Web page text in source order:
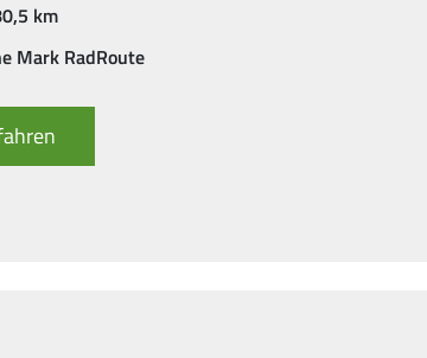
km
Mark RadRoute